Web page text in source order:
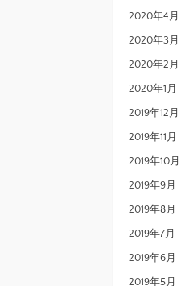
2020年4月
2020年3月
2020年2月
2020年1月
2019年12月
2019年11月
2019年10月
2019年9月
2019年8月
2019年7月
2019年6月
2019年5月